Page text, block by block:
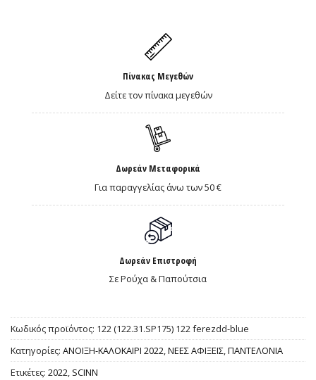
Πίνακας Μεγεθών
Δείτε τον πίνακα μεγεθών
Δωρεάν Μεταφορικά
Για παραγγελίας άνω των 50 €
Δωρεάν Επιστροφή
Σε Ρούχα & Παπούτσια
Κωδικός προϊόντος: 122 (122.31.SP175) 122 ferezdd-blue
Κατηγορίες: ΑΝΟΙΞΗ-ΚΑΛΟΚΑΙΡΙ 2022,ΝΕΕΣ ΑΦΙΞΕΙΣ,ΠΑΝΤΕΛΟΝΙΑ
Ετικέτες: 2022, SCINN